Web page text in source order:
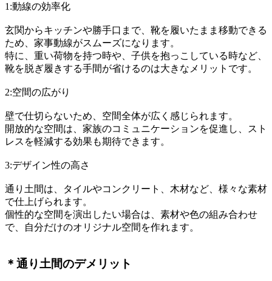
1:動線の効率化
玄関からキッチンや勝手口まで、靴を履いたまま移動できる
ため、家事動線がスムーズになります。
特に、重い荷物を持つ時や、子供を抱っこしている時など、
靴を脱ぎ履きする手間が省けるのは大きなメリットです。
2:空間の広がり
壁で仕切らないため、空間全体が広く感じられます。
開放的な空間は、家族のコミュニケーションを促進し、スト
レスを軽減する効果も期待できます。
3:デザイン性の高さ
通り土間は、タイルやコンクリート、木材など、様々な素材
で仕上げられます。
個性的な空間を演出したい場合は、素材や色の組み合わせ
で、自分だけのオリジナル空間を作れます。
＊通り土間のデメリット